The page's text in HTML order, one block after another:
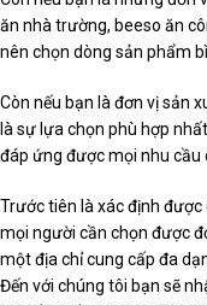
ăn nhà trường, beeso ăn
nên chọn dòng sản phẩm
Còn nếu bạn là đơn vị sản
là sự lựa chọn phù hợp
đáp ứng được mọi nhu cầu
Trước tiên là xác định được
mọi người cần chọn được
một địa chỉ cung cấp đa
Đến với chúng tôi bạn sẽ